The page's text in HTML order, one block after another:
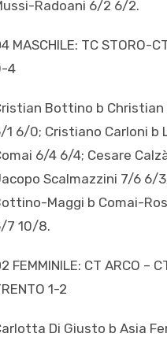
Radoani 6/2 6/2.
MASCHILE: TC STORO-
4
Bottino b Christian
1 6/0; Cristiano Carloni b
6/4 6/4; Cesare
Scalmazzini 7/6 6/
Maggi b Comai-
7 10/8.
FEMMINILE: CT ARCO –
1-2
Di Giusto b Asia